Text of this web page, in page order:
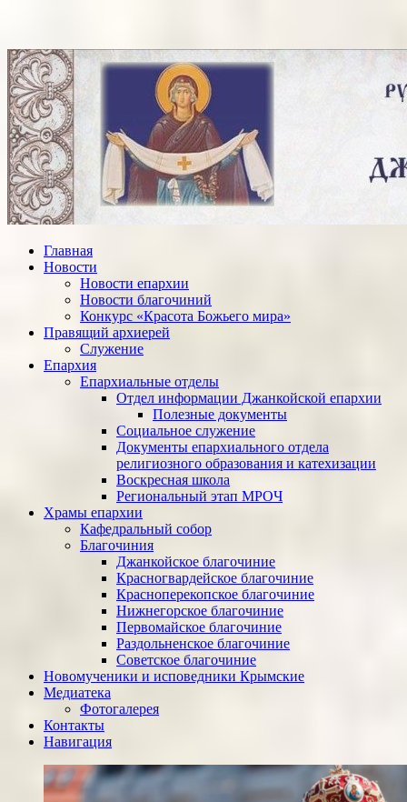
Главная
Новости
Новости епархии
Новости благочиний
Конкурс «Красота Божьего мира»
Правящий архиерей
Служение
Епархия
Епархиальные отделы
Отдел информации Джанкойской епархии
Полезные документы
Социальное служение
Документы епархиального отдела
религиозного образования и катехизации
Воскресная школа
Региональный этап МРОЧ
Храмы епархии
Кафедральный собор
Благочиния
Джанкойское благочиние
Красногвардейское благочиние
Красноперекопское благочиние
Нижнегорское благочиние
Первомайское благочиние
Раздольненское благочиние
Советское благочиние
Новомученики и исповедники Крымские
Медиатека
Фотогалерея
Контакты
Навигация